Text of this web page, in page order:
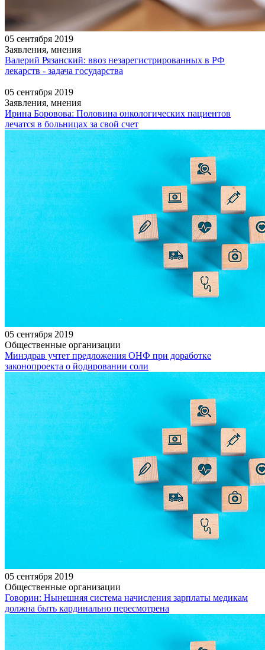
05 сентября 2019
Заявления, мнения
Валерий Рязанский: ввоз незарегистрированных в РФ
лекарств - задача государства
05 сентября 2019
Заявления, мнения
Ирина Боровова: Половина онкологических пациентов
лечатся в больницах за свой счет
05 сентября 2019
Общественные организации
Минздрав учтет предложения ОНФ при доработке
законопроекта о йодировании соли
05 сентября 2019
Общественные организации
Говорин: Нынешняя система начисления зарплаты медикам
должна быть кардинально пересмотрена